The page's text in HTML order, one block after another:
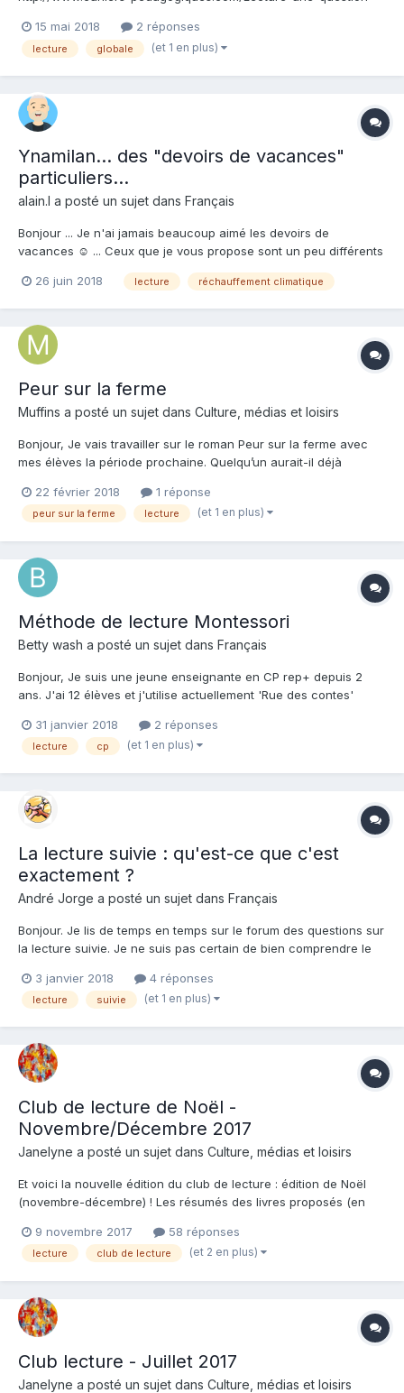
15 mai 2018
2 réponses
lecture globale (et 1 en plus)
Ynamilan... des "devoirs de vacances"
particuliers...
alain.l a posté un sujet dans Français
Bonjour ... Je n'ai jamais beaucoup aimé les devoirs de
vacances ☺️ ... Ceux que je vous propose sont un peu différents
Écologique: "Ynami... La Prophétie des Ours" "Les ours polaires
26 juin 2018 lecture réchauffement climatique
Peur sur la ferme
Muffins a posté un sujet dans Culture, médias et loisirs
Bonjour, Je vais travailler sur le roman Peur sur la ferme avec
mes élèves la période prochaine. Quelqu’un aurait-il déjà
22 février 2018
1 réponse
peur sur la ferme lecture (et 1 en plus)
Méthode de lecture Montessori
Betty wash a posté un sujet dans Français
Bonjour, Je suis une jeune enseignante en CP rep+ depuis 2
ans. J'ai 12 élèves et j'utilise actuellement 'Rue des contes'
année de maths' chez Sed. Nous regroupons 2 classes de Cp
(24 élèves) afin de regrouper les groupes de besoins (a...
31 janvier 2018 2 réponses
lecture cp (et 1 en plus)
La lecture suivie : qu'est-ce que c'est
exactement ?
André Jorge a posté un sujet dans Français
Bonjour. Je lis de temps en temps sur le forum des questions sur
la lecture suivie. Je ne suis pas certain de bien comprendre le
exactement ? Merci.
3 janvier 2018 4 réponses
lecture suivie (et 1 en plus)
Club de lecture de Noël -
Novembre/Décembre 2017
Janelyne a posté un sujet dans Culture, médias et loisirs
Et voici la nouvelle édition du club de lecture : édition de Noël
(novembre-décembre) ! Les résumés des livres proposés (en
9 novembre 2017
58 réponses
lecture club de lecture (et 2 en plus)
Club lecture - Juillet 2017
Janelyne a posté un sujet dans Culture, médias et loisirs